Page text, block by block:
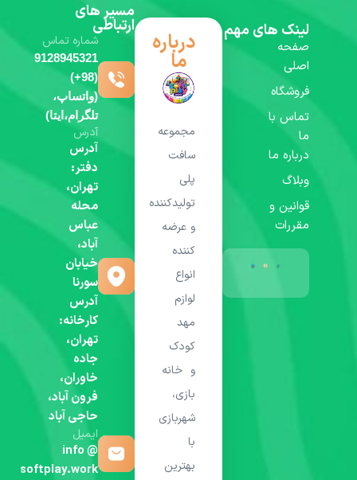
لینک های مهم
صفحه
اصلی
فروشگاه
تماس با
ما
درباره ما
وبلاگ
قوانین و
مقررات
درباره
ما
مجموعه
سافت
پلی
تولیدکننده
و عرضه
کننده
انواع
لوازم
مهد
کودک
و خانه
بازی،
شهربازی
با
بهترین
مسیر های
ارتباطی
شماره تماس
9128945321
(98+)
(واتساپ،
تلگرام،ایتا)
آدرس
آدرس
دفتر:
تهران،
محله
عباس
آباد،
خیابان
سورنا
آدرس
کارخانه:
تهران،
جاده
خاوران،
فرون آباد،
حاجی آباد
ایمیل
info @
softplay.work